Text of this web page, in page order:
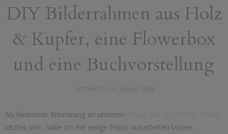
DIY Bilderrahmen aus Holz
& Kupfer, eine Flowerbox
und eine Buchvorstellung
Als bleibende Erinnerung an unseren
letztes Jahr, habe ich mir einige Fotos ausarbeiten lassen.